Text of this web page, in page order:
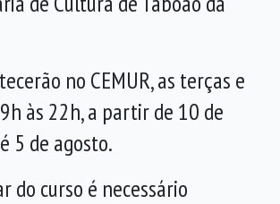
no CEMUR, as terças e
às 22h,a partir de 10 de
5 de agosto.
do curso é necessário